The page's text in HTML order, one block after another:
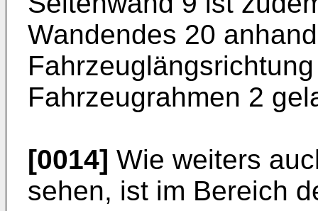
Wandendes 20
Fahrzeugrahmen 2
[0014] Wie weiters
sehen, ist im Bereich